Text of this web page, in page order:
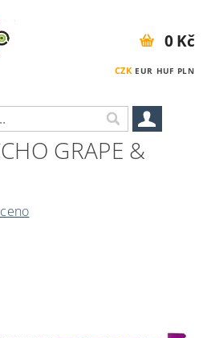
CZK EUR HUF PLN
0 Kč
GRAPE &